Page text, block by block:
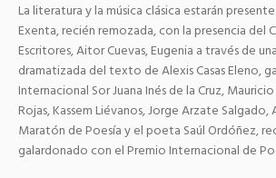
La literatura y la música clásica estarán
Exenta, recién remozada, con la presencia del
Escritores, Aitor Cuevas, Eugenia a través de
dramatizada del texto de Alexis Casas Eleno,
Internacional Sor Juana Inés de la Cruz,
Rojas, Kassem Liévanos, Jorge Arzate
Maratón de Poesía y el poeta Saúl Ordóñez,
galardonado con el Premio Internacional de